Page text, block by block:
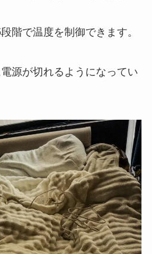
階で温度を制御できます。
源が切れるようになってい